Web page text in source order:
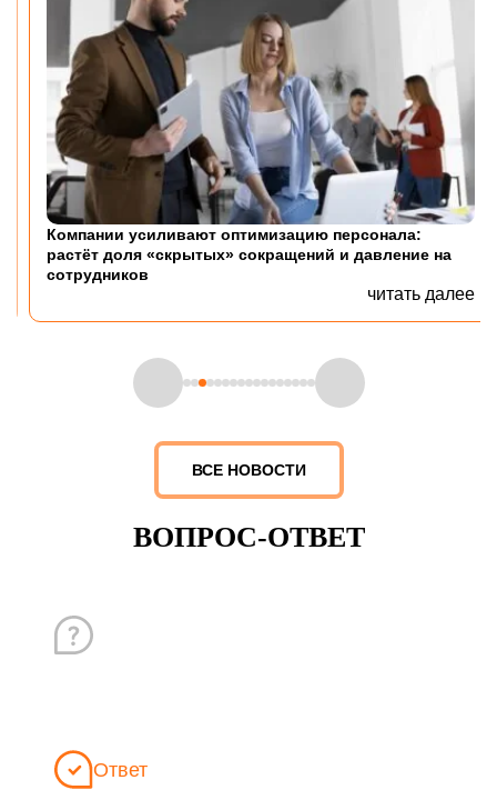
Компании усиливают оптимизацию персонала:
растёт доля «скрытых» сокращений и давление на
сотрудников
читать далее
ВСЕ НОВОСТИ
ВОПРОС-ОТВЕТ
Вопрос
Ответ